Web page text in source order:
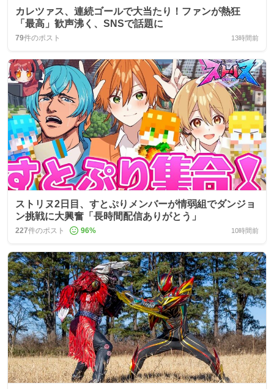
カレツァス、連続ゴールで大当たり！ファンが熱狂
「最高」歓声沸く、SNSで話題に
79件のポスト 13時間前
ストリヌ2日目、すとぷりメンバーが情弱組でダンジョ
ン挑戦に大興奮「長時間配信ありがとう」
227件のポスト 96% 10時間前